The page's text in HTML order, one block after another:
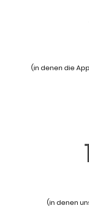
(in denen die
(in denen